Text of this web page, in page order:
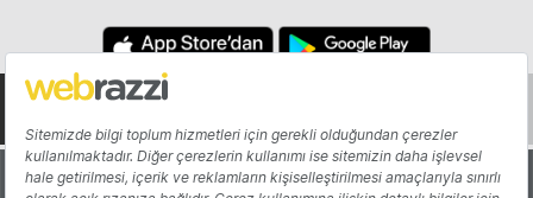
Hakkında Yazarlar